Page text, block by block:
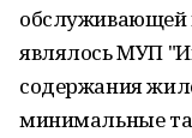
обслуживающей
являлось МУП
содержания
минимальные